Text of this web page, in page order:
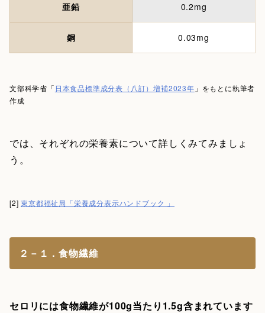
亜鉛 0.2mg
銅 0.03mg
文部科学省「 日本食品標準成分表（八訂）増補2023年 」をもとに執筆者
作成
では、それぞれの栄養素について詳しくみてみましょ
う。
[2]東京都福祉局「栄養成分表示ハンドブック 」
２－１．食物繊維
セロリには食物繊維が100g当たり1.5g含まれています